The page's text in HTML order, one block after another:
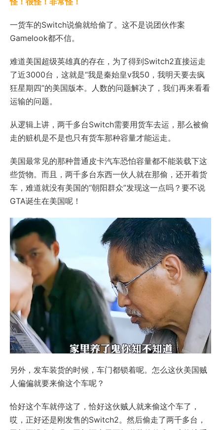
一货车的Switch说偷就给偷了。这不是说团伙作案
Gamelook都不信。
难道美国超级英雄真的存在，为了得到Switch2直接运走
了近3000台，这就是“我是秦始皇v我50，我明天要去疯
狂星期四”的美国版本。人数的问题解决了，我们再来看看
运输的问题。
从逻辑上讲，两千多台Switch需要用货车去运，那么被偷
走的赃机是不是也只有货车那种容量才能运走。
美国最常见的那种普通皮卡汽车恐怕容量都不能装载下这
些货物。而且，两千多台东西一伙人就在那偷，还开着货
车，难道就没有美国的“朝阳群众”发现这一点吗？要不说
GTA诞生在美国呢！
另外，发车装货的时候，车门都锁着呢。怎么这伙美国贼
人偏偏就要来偷这个车呢？
恰好这个车就停这了，恰好这伙贼人就来偷这个车了，
哎，正好还是刚发售的Switch2。然后偷走了两千多台，